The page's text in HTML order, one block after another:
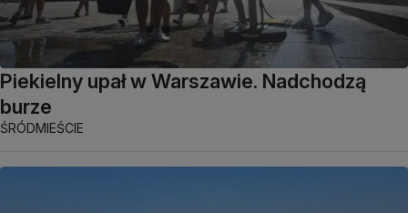
Piekielny upał w Warszawie. Nadchodzą
burze
ŚRÓDMIEŚCIE